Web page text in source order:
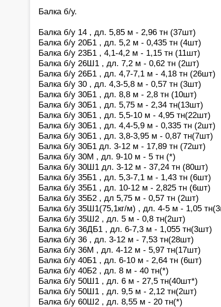
Балка б/у.
Балка б/у 14 , дл. 5,85 м - 2,96 тн (37шт)
Балка б/у 20Б1 , дл. 5,2 м - 0,435 тн (4шт)
Балка б/у 23Б1 , 4,1-4,2 м - 1,15 тн (11шт)
Балка б/у 26Ш1 , дл. 7,2 м - 0,62 тн (2шт)
Балка б/у 26Б1 , дл. 4,7-7,1 м - 4,18 тн (26шт)
Балка б/у 30 , дл. 4,3-5,8 м - 0,57 тн (3шт)
Балка б/у 30Б1 , дл. 8,8 м - 2,8 тн (10шт)
Балка б/у 30Б1 , дл. 5,75 м - 2,34 тн(13шт)
Балка б/у 30Б1 , дл. 5,5-10 м - 4,95 тн(22шт)
Балка б/у 30Б1 , дл. 4,4-5,9 м - 0,335 тн (2шт)
Балка б/у 30Б1 , дл. 3,8-3,95 м - 0,87 тн(7шт)
Балка б/у 30Б1 дл. 3-12 м - 17,89 тн (72шт)
Балка б/у 30М , дл. 9-10 м - 5 тн (*)
Балка б/у 30Ш1 дл. 3-12 м - 37,24 тн (80шт)
Балка б/у 35Б1 , дл. 5,3-7,1 м - 1,43 тн (6шт)
Балка б/у 35Б1 , дл. 10-12 м - 2,825 тн (6шт)
Балка б/у 35Б2 , дл 5,75 м - 0,57 тн (2шт)
Балка б/у 35Ш1(75,1кг/м) , дл. 4-5 м - 1,05
Балка б/у 35Ш2 , дл. 5 м - 0,8 тн(2шт)
Балка б/у 36ДБ1 , дл. 6-7,3 м - 1,055 тн(3шт)
Балка б/у 36 , дл. 3-12 м - 7,53 тн(28шт)
Балка б/у 36М , дл. 4-12 м - 5,97 тн(17шт)
Балка б/у 40Б1 , дл. 6-10 м - 2,64 тн (6шт)
Балка б/у 40Б2 , дл. 8 м - 40 тн(*)
Балка б/у 50Ш1 , дл. 6 м - 27,5 тн(40шт*)
Балка б/у 50Ш1 , дл. 9,5 м - 2,12 тн(2шт)
Балка б/у 60Ш2 , дл. 8,55 м - 20 тн(*)